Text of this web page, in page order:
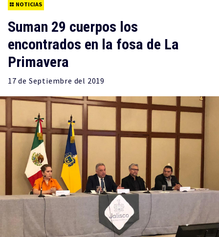
NOTICIAS
Suman 29 cuerpos los
encontrados en la fosa de La
Primavera
17 de Septiembre del 2019